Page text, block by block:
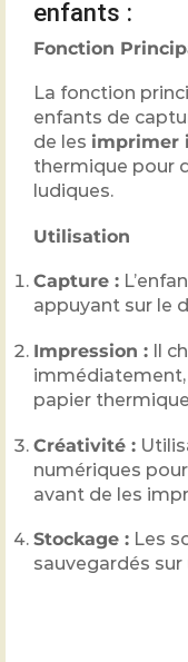
enfants :
Fonction
La fonction
enfants de
de les imprimer
thermique pour
ludiques.
Utilisation
Capture :
appuyant sur le
Impression : Il
immédiatement,
papier
Créativité :
numériques
avant de les
Stockage : Les
sauvegardés sur